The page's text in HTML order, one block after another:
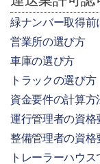
緑ナンバー取得
営業所の選び方
車庫の選び方
トラックの選び方
資金要件の計算方
運行管理者の資格
整備管理者の資格
トレーラーハウ